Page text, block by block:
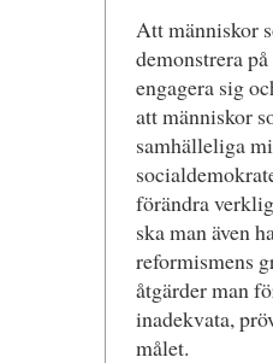
Att människor
demonstrera
engagera sig
att människor
samhälleliga
förändra
ska man även
reformismens
åtgärder man
inadekvata,
målet.